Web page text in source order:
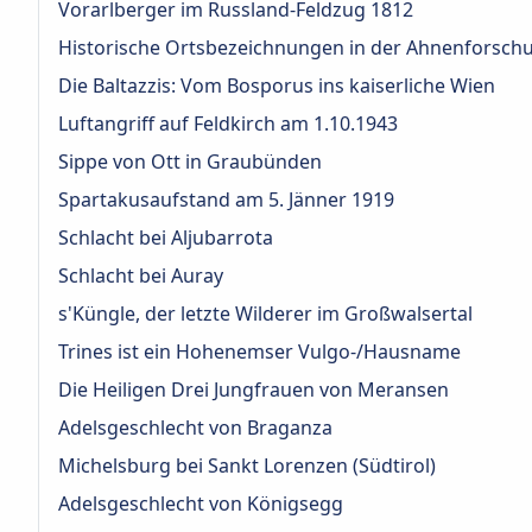
Vorarlberger im Russland-Feldzug 1812
Historische Ortsbezeichnungen in der
Die Baltazzis: Vom Bosporus ins kaiserliche Wien
Luftangriff auf Feldkirch am 1.10.1943
Sippe von Ott in Graubünden
Spartakusaufstand am 5. Jänner 1919
Schlacht bei Aljubarrota
Schlacht bei Auray
s'Küngle, der letzte Wilderer im Großwalsertal
Trines ist ein Hohenemser Vulgo-/Hausname
Die Heiligen Drei Jungfrauen von Meransen
Adelsgeschlecht von Braganza
Michelsburg bei Sankt Lorenzen (Südtirol)
Adelsgeschlecht von Königsegg